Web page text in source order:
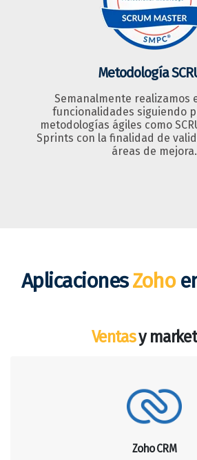
Metodología
Semanalmente realizamos
funcionalidades siguiendo
metodologías ágiles como
Sprints con la finalidad de
áreas de mejora.
AplicacionesZoho
Ventasy
Zoho CRM